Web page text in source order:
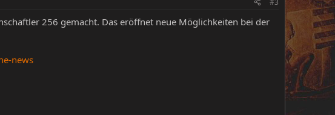
256 gemacht. Das eröffnet neue Möglichkeiten bei der
news